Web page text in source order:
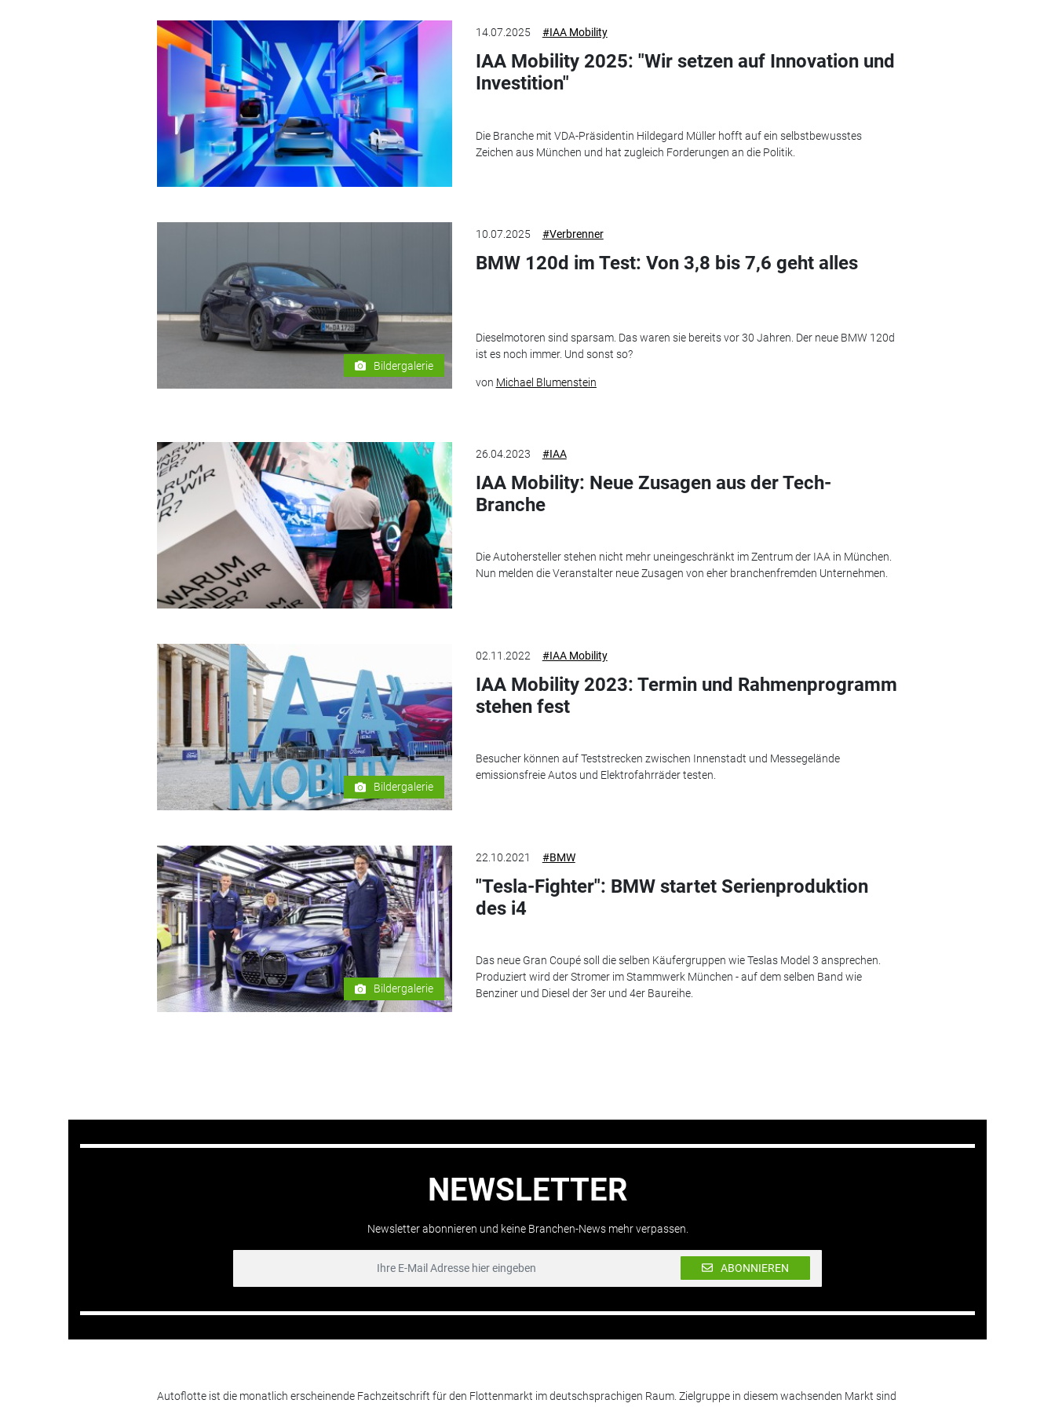
14.07.2025 #IAA Mobility
IAA Mobility 2025: "Wir setzen auf Innovation und
Investition"
Die Branche mit VDA-Präsidentin Hildegard Müller hofft auf ein selbstbewusstes
Zeichen aus München und hat zugleich Forderungen an die Politik.
Bildergalerie
10.07.2025 #Verbrenner
BMW 120d im Test: Von 3,8 bis 7,6 geht alles
Dieselmotoren sind sparsam. Das waren sie bereits vor 30 Jahren. Der neue BMW 120d
ist es noch immer. Und sonst so?
von Michael Blumenstein
26.04.2023 #IAA
IAA Mobility: Neue Zusagen aus der Tech-
Branche
Die Autohersteller stehen nicht mehr uneingeschränkt im Zentrum der IAA in München.
Nun melden die Veranstalter neue Zusagen von eher branchenfremden Unternehmen.
Bildergalerie
02.11.2022 #IAA Mobility
IAA Mobility 2023: Termin und Rahmenprogramm
stehen fest
Besucher können auf Teststrecken zwischen Innenstadt und Messegelände
emissionsfreie Autos und Elektrofahrräder testen.
Bildergalerie
22.10.2021 #BMW
"Tesla-Fighter": BMW startet Serienproduktion
des i4
Das neue Gran Coupé soll die selben Käufergruppen wie Teslas Model 3 ansprechen.
Produziert wird der Stromer im Stammwerk München - auf dem selben Band wie
Benziner und Diesel der 3er und 4er Baureihe.
NEWSLETTER
Newsletter abonnieren und keine Branchen-News mehr verpassen.
ABONNIEREN
Autoflotte ist die monatlich erscheinende Fachzeitschrift für den Flottenmarkt im deutschsprachigen Raum. Zielgruppe in diesem wachsenden Markt sind